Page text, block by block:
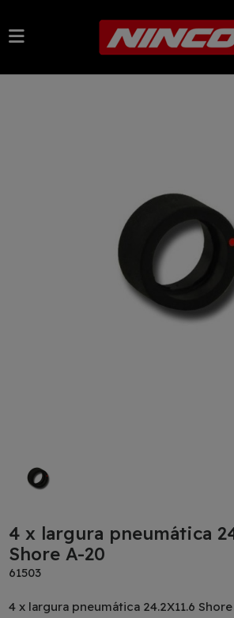
4 x largura pneumática
Shore A-20
61503
4 x largura pneumática 24.2X11.6